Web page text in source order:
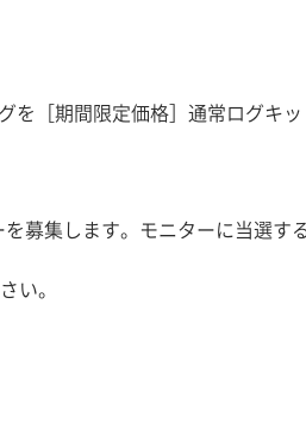
［期間限定価格］通常ログキッ
募集します。モニターに当選す
い。